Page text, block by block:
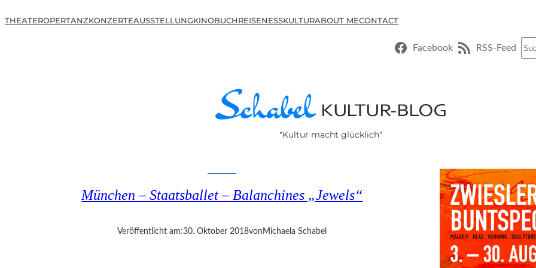
THEATEROPERTANZKONZERTEAUSSTELLUNGKINOBUCHREISENESSKULTURABOUT MECONTACT
Facebook RSS-Feed
"Kultur macht glücklich"
München – Staatsballet – Balanchines „Jewels“
Veröffentlicht am:30. Oktober 2018von Michaela Schabel